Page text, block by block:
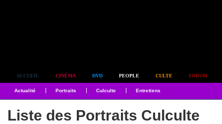
ACCUEIL CINÉMA DVD PEOPLE CULTE FORUM
Actualité Portraits Culculte Entretiens
Liste des Portraits Culculte